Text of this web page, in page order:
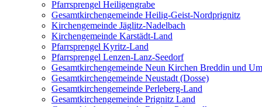
Pfarrsprengel Heiligengrabe
Gesamtkirchengemeinde Heilig-Geist-Nordprignitz
Kirchengemeinde Jäglitz-Nadelbach
Kirchengemeinde Karstädt-Land
Pfarrsprengel Kyritz-Land
Pfarrsprengel Lenzen-Lanz-Seedorf
Gesamtkirchengemeinde Neun Kirchen Breddin und
Gesamtkirchengemeinde Neustadt (Dosse)
Gesamtkirchengemeinde Perleberg-Land
Gesamtkirchengemeinde Prignitz Land